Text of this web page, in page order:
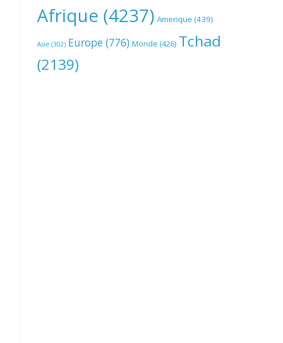
Afrique (4237) Amerique (439)
Asie (302) Europe (776) Monde (426) Tchad
(2139)